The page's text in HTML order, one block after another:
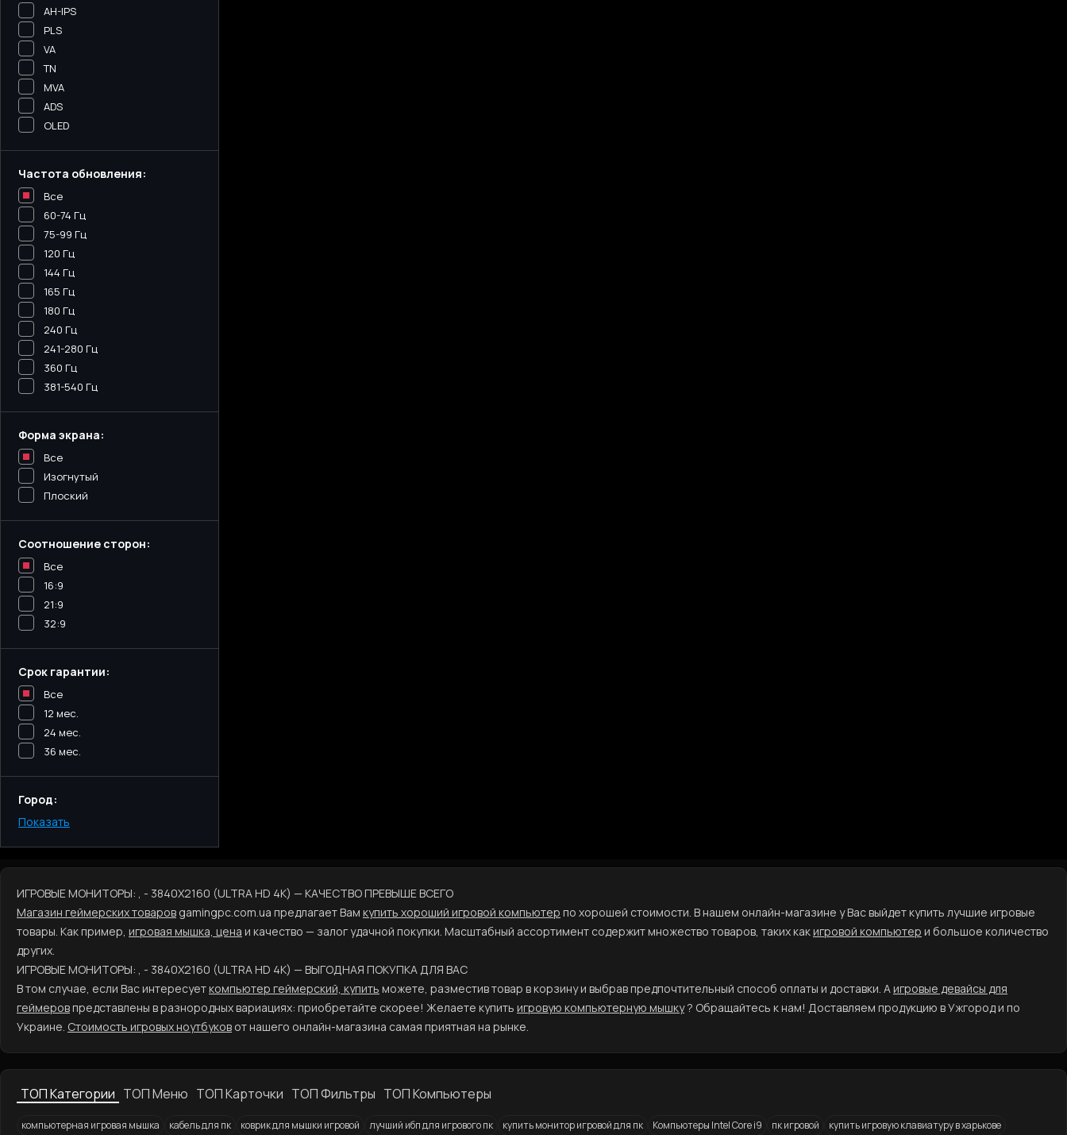
AH-IPS
PLS
VA
TN
MVA
ADS
OLED
Частота обновления:
Все
60-74 Гц
75-99 Гц
120 Гц
144 Гц
165 Гц
180 Гц
240 Гц
241-280 Гц
360 Гц
381-540 Гц
Форма экрана:
Все
Изогнутый
Плоский
Соотношение сторон:
Все
16:9
21:9
32:9
Срок гарантии:
Все
12 мес.
24 мес.
36 мес.
Город:
Киев
Запорожье
Львов
Показать
ИГРОВЫЕ МОНИТОРЫ: , - 3840X2160 (ULTRA HD 4K) — КАЧЕСТВО ПРЕВЫШЕ ВСЕГО
Магазин геймерских товаров gamingpc.com.ua предлагает Вам купить хороший игровой компьютер по хорошей стоимости. В нашем онлайн-магазине у Вас выйдет купить лучшие игровые
товары. Как пример, игровая мышка, цена и качество — залог удачной покупки. Масштабный ассортимент содержит множество товаров, таких какигровой компьютер и большое количество
других.
ИГРОВЫЕ МОНИТОРЫ: , - 3840X2160 (ULTRA HD 4K) — ВЫГОДНАЯ ПОКУПКА ДЛЯ ВАС
В том случае, если Вас интересуеткомпьютер геймерский, купить можете, разместив товар в корзину и выбрав предпочтительный способ оплаты и доставки. Аигровые девайсы для
геймеровпредставлены в разнородных вариациях: приобретайте скорее! Желаете купить игровую компьютерную мышку? Обращайтесь к нам! Доставляем продукцию в Ужгород и по
Украине. Стоимость игровых ноутбуков от нашего онлайн-магазина самая приятная на рынке.
ТОП Категории ТОП Меню ТОП Карточки ТОП Фильтры ТОП Компьютеры
компьютерная игровая мышка кабель для пк коврик для мышки игровой лучший ибп для игрового пк купить монитор игровой для пк Компьютеры Intel Core i9 пк игровой
купить игровую клавиатуру в харькове